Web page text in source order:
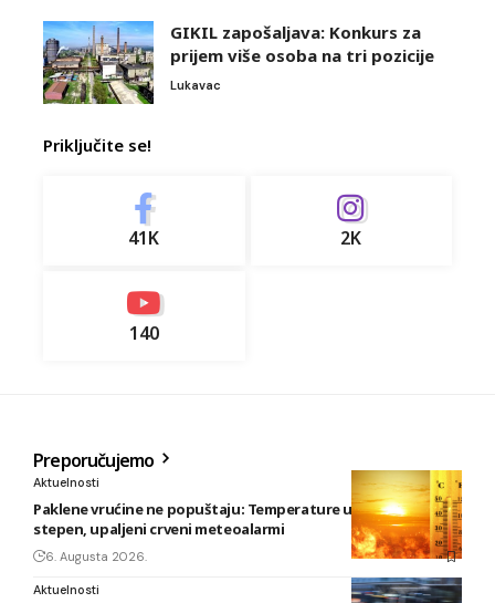
GIKIL zapošaljava: Konkurs za
prijem više osoba na tri pozicije
Lukavac
Priključite se!
41K 2K
140
Preporučujemo
Aktuelnosti
Paklene vrućine ne popuštaju: Temperature u BiH i do 41
stepen, upaljeni crveni meteoalarmi
6. Augusta 2026.
Aktuelnosti